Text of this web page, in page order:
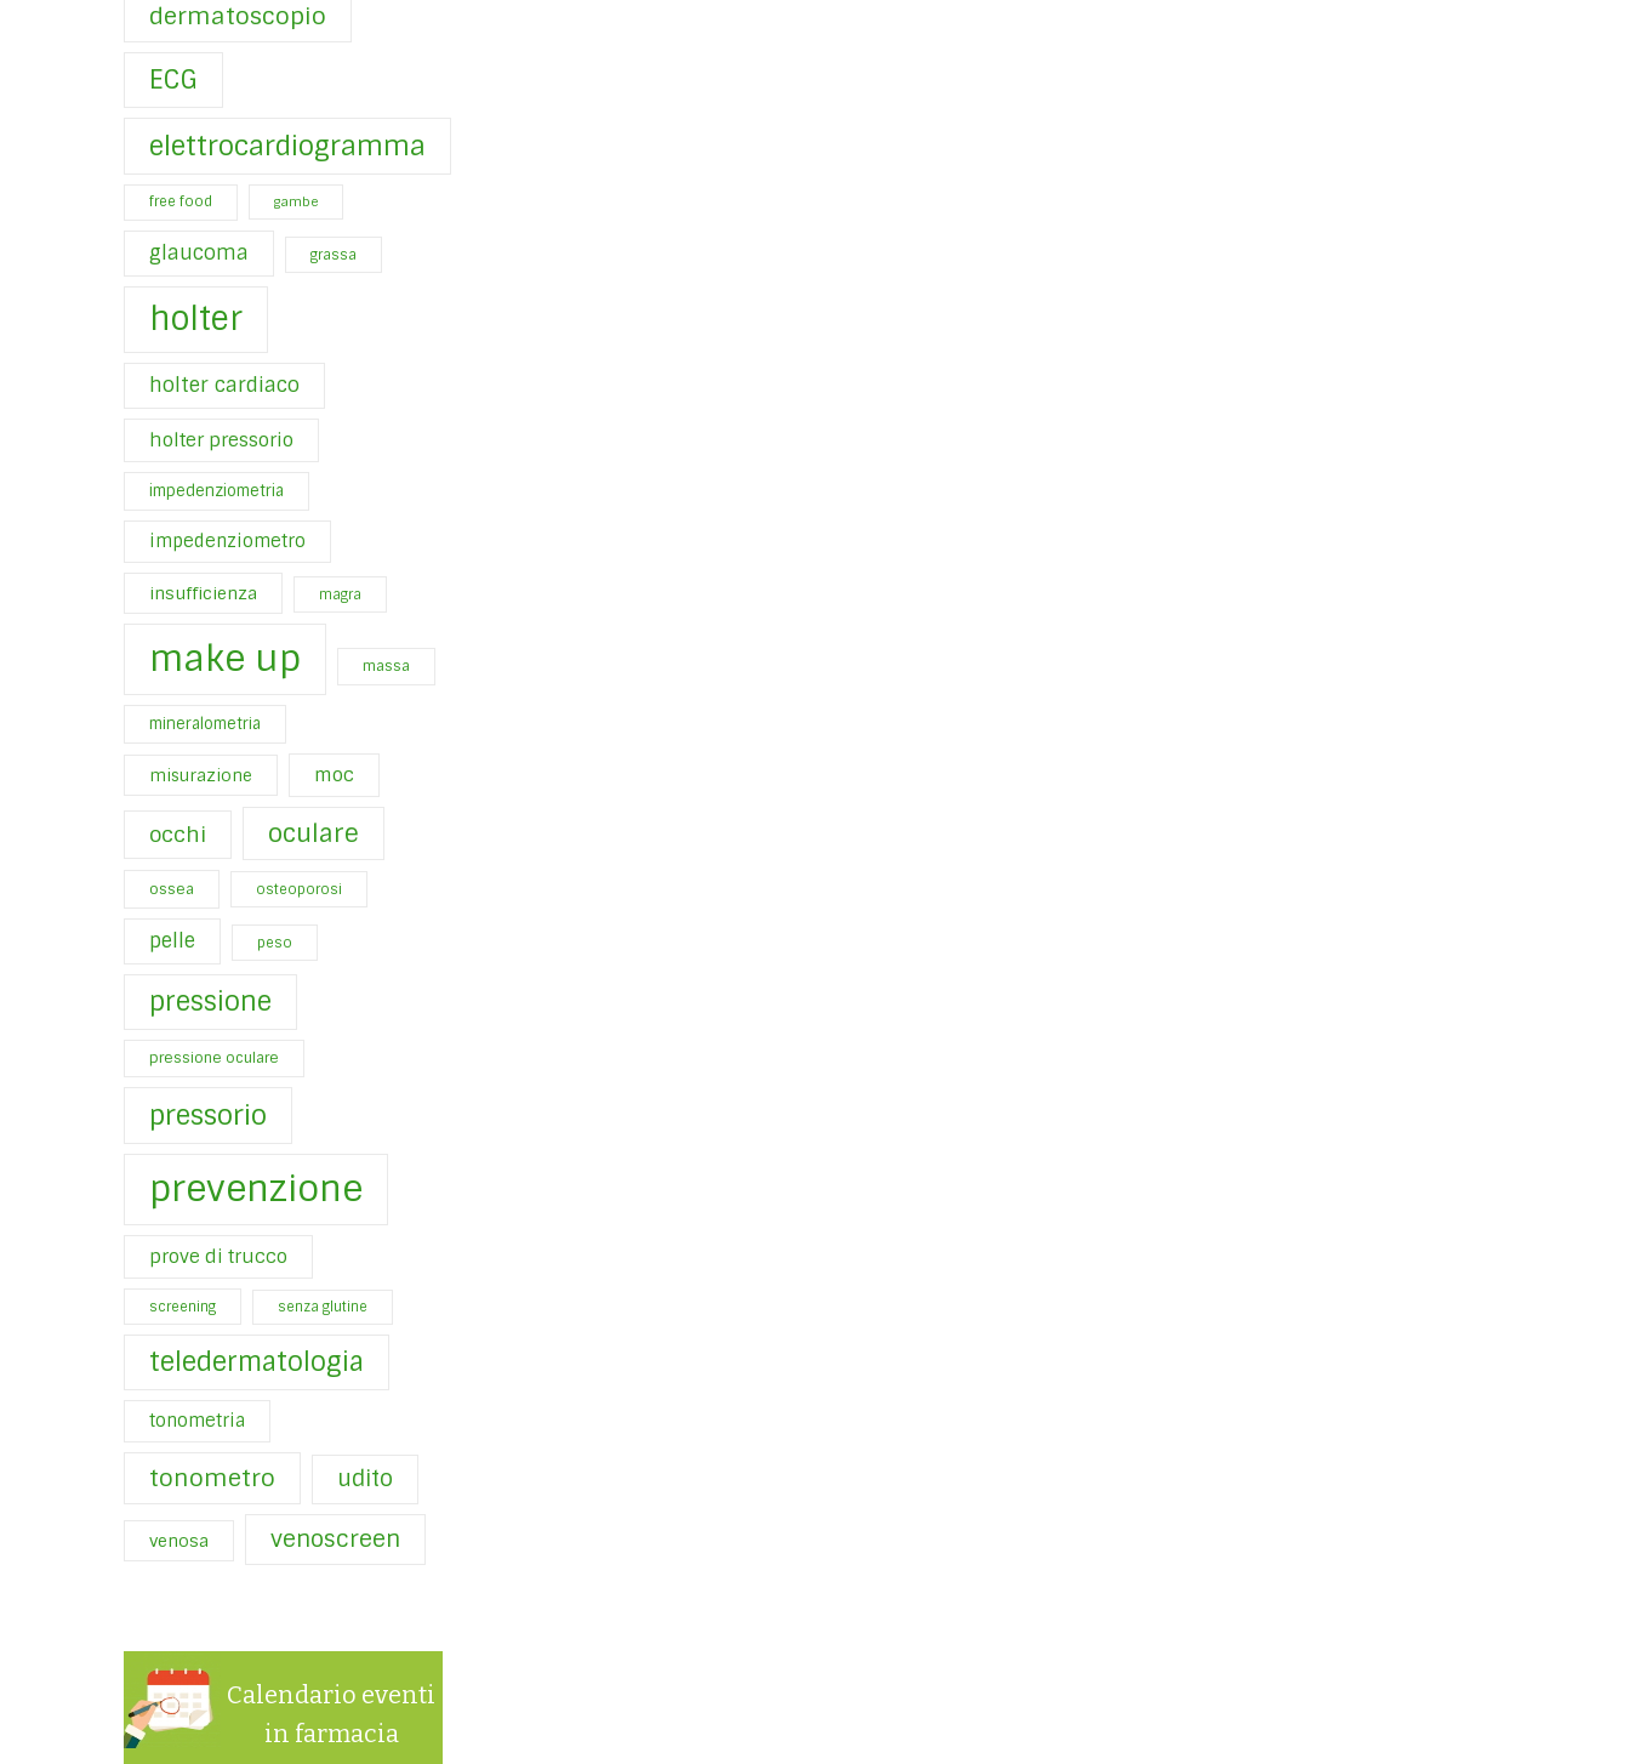
dermatoscopio
ECG
elettrocardiogramma
free food gambe
glaucoma grassa
holter
holter cardiaco
holter pressorio
impedenziometria
impedenziometro
insufficienza magra
make up massa
mineralometria
misurazione moc
occhi oculare
ossea osteoporosi
pelle peso
pressione
pressione oculare
pressorio
prevenzione
prove di trucco
screening senza glutine
teledermatologia
tonometria
tonometro udito
venosa venoscreen
Calendario eventi
in farmacia